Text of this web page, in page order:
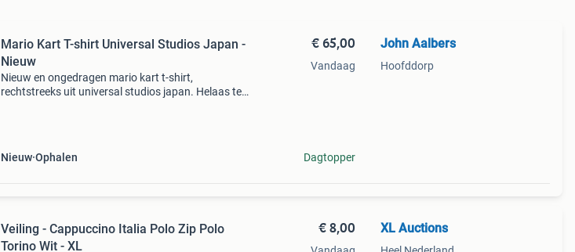
Mario Kart T-shirt Universal Studios Japan -
Nieuw
Nieuw en ongedragen mario kart t-shirt,
rechtstreeks uit universal studios japan. Helaas te
Nieuw Ophalen
€ 65,00
Vandaag
Dagtopper
John Aalbers
Hoofddorp
Veiling - Cappuccino Italia Polo Zip Polo
Torino Wit - XL
€ 8,00 XL Auctions